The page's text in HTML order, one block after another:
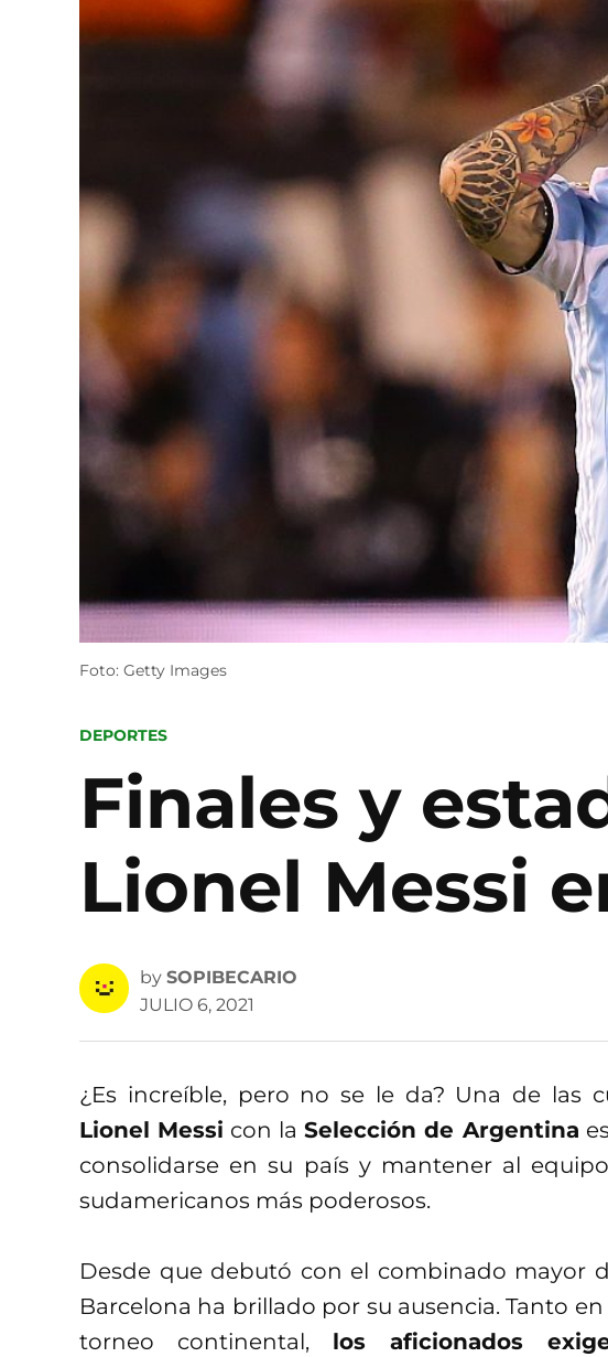
Foto: Getty Images
POSTED
DEPORTES
Finales y
Lionel Messi
by SOPIBECARIO
JULIO 6, 2021
¿Es increíble, pero no se le da? Una de las
Lionel Messi con laSelección de Argentina
consolidarse en su país y mantener al
sudamericanos más poderosos.
Desde que debutó con el combinado mayor
Barcelona ha brillado por su ausencia. Tanto
torneo continental, los aficionados